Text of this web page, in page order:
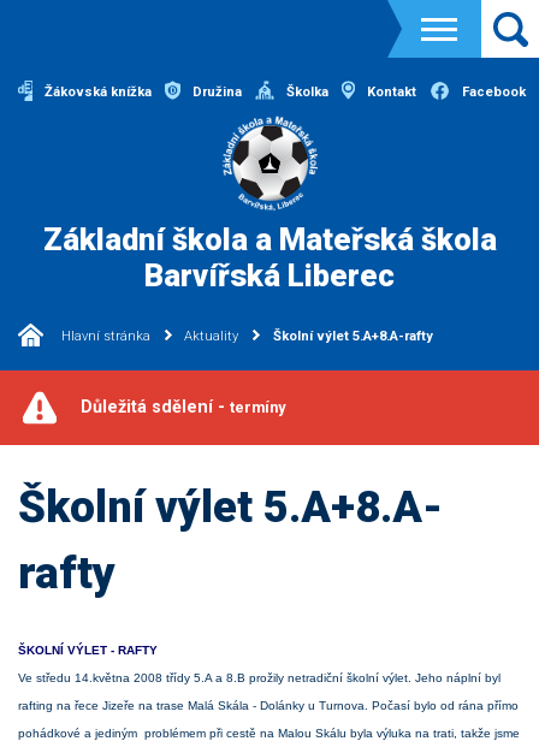
Žákovská knížka Družina Školka Kontakt Facebook
Základní škola a Mateřská škola
Barvířská Liberec
Hlavní stránka Aktuality Školní výlet 5.A+8.A-rafty
Důležitá sdělení - termíny
Školní výlet 5.A+8.A-
rafty
ŠKOLNÍ VÝLET - RAFTY
Ve středu 14.května 2008 třídy 5.A a 8.B prožily netradiční školní výlet. Jeho náplní byl
rafting na řece Jizeře na trase Malá Skála - Dolánky u Turnova. Počasí bylo od rána přímo
pohádkové a jediným problémem při cestě na Malou Skálu byla výluka na trati, takže jsme